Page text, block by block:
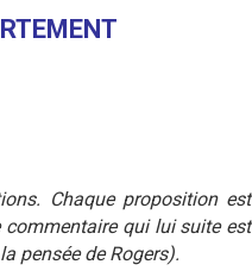
Chaque proposition est
commentaire qui lui suite est
pensée de Rogers).